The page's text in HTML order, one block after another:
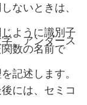
ないときは、
ように識別子
、アンダース
数の名前で
記述します。
には、セミコ